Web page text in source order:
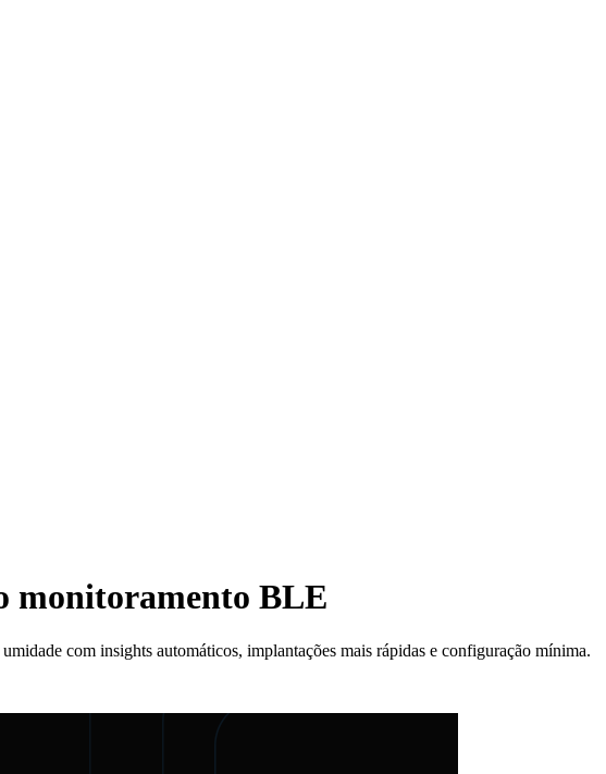
monitoramento BLE
com insights automáticos, implantações mais rápidas e configuração mínima.